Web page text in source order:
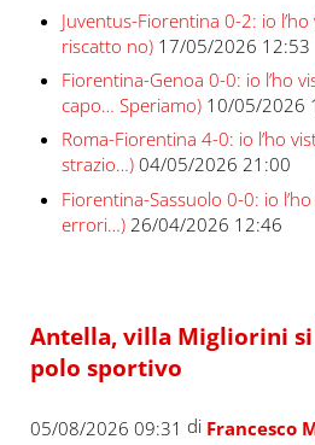
Juventus-Fiorentina 0-2: io
riscatto no) 17/05/2026 12:53
Fiorentina-Genoa 0-0: io l’ho
capo… Speriamo) 10/05/2026
Roma-Fiorentina 4-0: io l’ho
strazio…) 04/05/2026 21:00
Fiorentina-Sassuolo 0-0: io
errori…) 26/04/2026 12:46
Antella, villa Migliorini si
polo sportivo
05/08/2026 09:31 di Francesco